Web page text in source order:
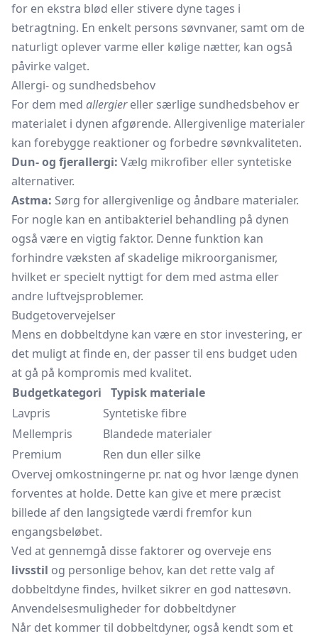
for en ekstra blød eller stivere dyne tages i
betragtning. En enkelt persons søvnvaner, samt om de
naturligt oplever varme eller kølige nætter, kan også
påvirke valget.
Allergi- og sundhedsbehov
For dem med allergiereller særlige sundhedsbehov er
materialet i dynen afgørende. Allergivenlige materialer
kan forebygge reaktioner og forbedre søvnkvaliteten.
Dun- og fjerallergi: Vælg mikrofiber eller syntetiske
alternativer.
Astma: Sørg for allergivenlige og åndbare materialer.
For nogle kan en antibakteriel behandling på dynen
også være en vigtig faktor. Denne funktion kan
forhindre væksten af skadelige mikroorganismer,
hvilket er specielt nyttigt for dem med astma eller
andre luftvejsproblemer.
Budgetovervejelser
Mens en dobbeltdyne kan være en stor investering, er
det muligt at finde en, der passer til ens budget uden
at gå på kompromis med kvalitet.
Budgetkategori
Typisk materiale
Lavpris
Syntetiske fibre
Mellempris
Blandede materialer
Premium
Ren dun eller silke
Overvej omkostningerne pr. nat og hvor længe dynen
forventes at holde. Dette kan give et mere præcist
billede af den langsigtede værdi fremfor kun
engangsbeløbet.
Ved at gennemgå disse faktorer og overveje ens
livsstil og personlige behov, kan det rette valg af
dobbeltdyne findes, hvilket sikrer en god nattesøvn.
Anvendelsesmuligheder for dobbeltdyner
Når det kommer til dobbeltdyner, også kendt som et